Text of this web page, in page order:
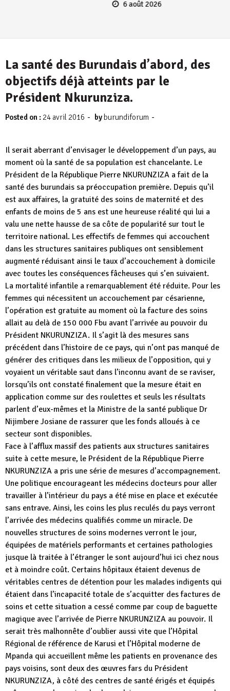
6 août 2026
La santé des Burundais d’abord, des
objectifs déjà atteints par le
Président Nkurunziza.
Posted on : 24 avril 2016 - by burundiforum -
Il serait aberrant d’envisager le développement d’un pays, au
moment où la santé de sa population est chancelante. Le
Président de la République Pierre NKURUNZIZA a fait de la
santé des burundais sa préoccupation première. Depuis qu’il
est aux affaires, la gratuité des soins de maternité et des
enfants de moins de 5 ans est une heureuse réalité qui lui a
valu une nette hausse de sa côte de popularité sur tout le
territoire national. Les effectifs de femmes qui accouchent
dans les structures sanitaires publiques ont sensiblement
augmenté réduisant ainsi le taux d’accouchement à domicile
avec toutes les conséquences fâcheuses qui s’en suivaient.
La mortalité infantile a remarquablement été réduite. Pour les
femmes qui nécessitent un accouchement par césarienne,
l’opération est gratuite au moment où la facture des soins
allait au delà de 150 000 Fbu avant l’arrivée au pouvoir du
Président NKURUNZIZA. Il s’agit là des mesures sans
précédent dans l’histoire de ce pays, qui n’ont pas manqué de
générer des critiques dans les milieux de l’opposition, qui y
voyaient un véritable saut dans l’inconnu avant de se raviser,
lorsqu’ils ont constaté finalement que la mesure était en
application comme sur des roulettes et seuls les résultats
parlent d’eux-mêmes et la Ministre de la santé publique Dr
Nijimbere Josiane de rassurer que les fonds alloués à ce
secteur sont disponibles.
Face à l’afflux massif des patients aux structures sanitaires
suite à cette mesure, le Président de la République Pierre
NKURUNZIZA a pris une série de mesures d’accompagnement.
Une politique encourageant les médecins docteurs pour aller
travailler à l’intérieur du pays a été mise en place et exécutée
sans entrave. Ainsi, les coins les plus reculés du pays verront
l’arrivée des médecins qualifiés comme un miracle. De
nouvelles structures de soins modernes verront le jour,
équipées de matériels performants et certaines pathologies
jusque là traitée à l’étranger le sont aujourd’hui ici chez nous
et à moindre coût. Certains hôpitaux étaient devenus de
véritables centres de détention pour les malades indigents qui
étaient dans l’incapacité totale de s’acquitter des factures de
soins et cette situation a cessé comme par coup de baguette
magique avec l’arrivée de Pierre NKURUNZIZA au pouvoir. Il
serait très malhonnête d’oublier aussi vite que l’Hôpital
Régional de référence de Karusi et l’Hôpital moderne de
Mpanda qui accueillent même les patients en provenance des
pays voisins, sont deux des œuvres fars du Président
NKURUNZIZA, à côté des centres de santé érigés et équipés